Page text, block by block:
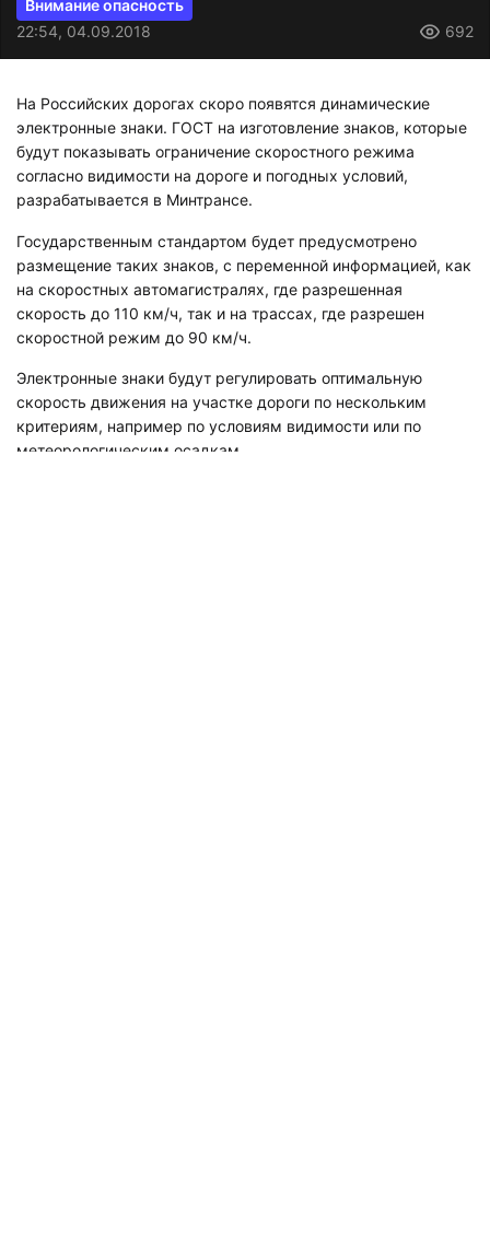
Внимание опасность
22:54, 04.09.2018
692
На Российских дорогах скоро появятся динамические
электронные знаки. ГОСТ на изготовление знаков, которые
будут показывать ограничение скоростного режима
согласно видимости на дороге и погодных условий,
разрабатывается в Минтрансе.
Государственным стандартом будет предусмотрено
размещение таких знаков, с переменной информацией, как
на скоростных автомагистралях, где разрешенная
скорость до 110 км/ч, так и на трассах, где разрешен
скоростной режим до 90 км/ч.
Электронные знаки будут регулировать оптимальную
скорость движения на участке дороги по нескольким
критериям, например по условиям видимости или по
метеорологическим осадкам.